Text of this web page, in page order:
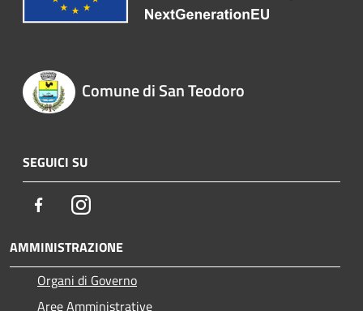
Comune di San Teodoro
SEGUICI SU
FacebookInstagram
AMMINISTRAZIONE
Organi di Governo
Aree Amministrative